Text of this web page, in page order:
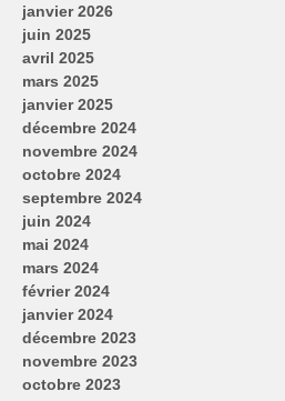
janvier 2026
juin 2025
avril 2025
mars 2025
janvier 2025
décembre 2024
novembre 2024
octobre 2024
septembre 2024
juin 2024
mai 2024
mars 2024
février 2024
janvier 2024
décembre 2023
novembre 2023
octobre 2023